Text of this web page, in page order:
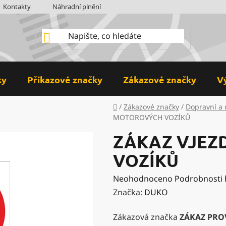
Kontakty Náhradní plnění
Příkazové značky Zákazové značky
Domů
/ Zákazové značky / Dopravní a
MOTOROVÝCH VOZÍKŮ
ZÁKAZ
VOZÍKŮ
Průměrné
hodnocení
je
Neohodnoceno Podrobnosti
Značka: DUKO
Zákazová značka ZÁKAZ